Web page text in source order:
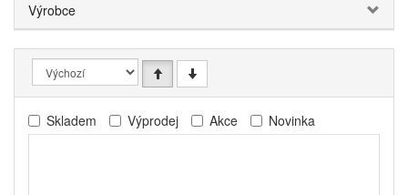
Výrobce
Skladem Výprodej Akce Novinka